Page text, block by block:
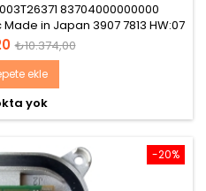
83704000000000
in Japan 3907 7813 HW:07
Normal
fiyat
₺10.374,00
ekle
yok
-20%